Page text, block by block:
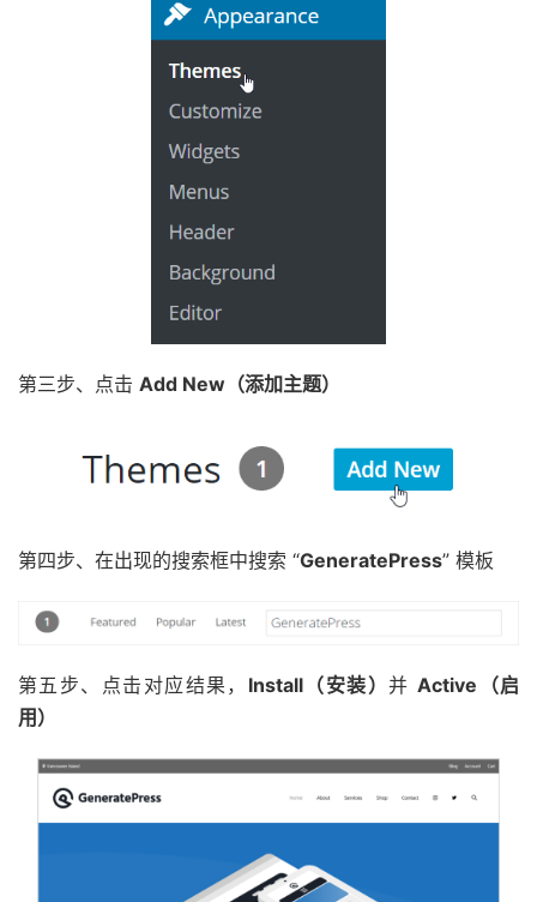
第三步、点击 Add New（添加主题）
第四步、在出现的搜索框中搜索 “GeneratePress” 模板
第五步、点击对应结果， Install（安装）并Active（启
用）